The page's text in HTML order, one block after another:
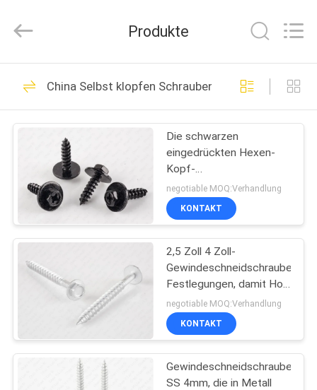
HAUS
PRODUKTE
UNS
FABRIK-
AUSFLUG
QUALITÄTSKONTROLLE
TRETEN
Co,LTD.
Edelstahl-Schrauben
28
Spanplatten-
Schrauben
32
Produkte
China Selbst klopfen Schrauben
Die schwarzen
eingedrückten Hexen-
Kopf-
Gewindeschneidschrauben
kombinierten Sems-
Elektrophorese
negotiable MOQ:Verhandlung
KONTAKT
2,5 Zoll 4 Zoll-
Gewindeschneidschraube-
Festlegungen, damit Holz
asphaltiert
negotiable MOQ:Verhandlung
KONTAKT
Gewindeschneidschrauben
SS 4mm, die in Metall